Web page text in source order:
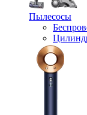
Пылесосы